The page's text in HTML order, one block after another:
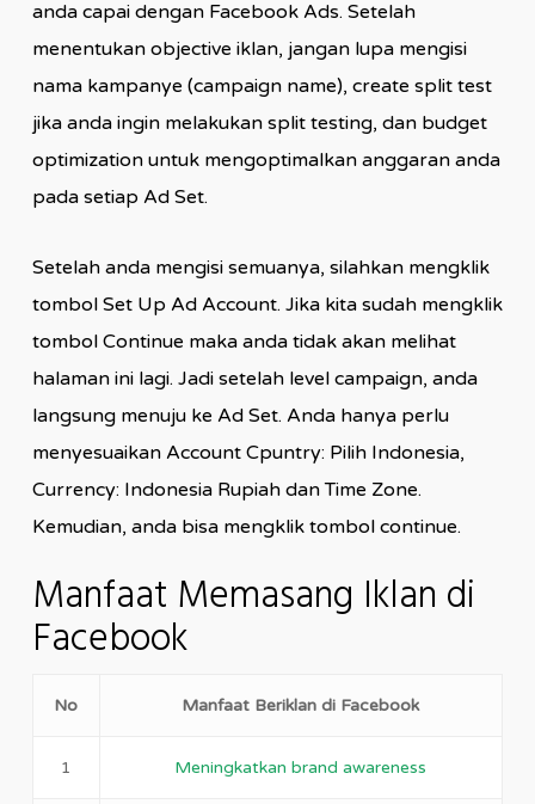
anda capai dengan Facebook Ads. Setelah
menentukan objective iklan, jangan lupa mengisi
nama kampanye (campaign name), create split test
jika anda ingin melakukan split testing, dan budget
optimization untuk mengoptimalkan anggaran anda
pada setiap Ad Set.
Setelah anda mengisi semuanya, silahkan mengklik
tombol Set Up Ad Account. Jika kita sudah mengklik
tombol Continue maka anda tidak akan melihat
halaman ini lagi. Jadi setelah level campaign, anda
langsung menuju ke Ad Set. Anda hanya perlu
menyesuaikan Account Cpuntry: Pilih Indonesia,
Currency: Indonesia Rupiah dan Time Zone.
Kemudian, anda bisa mengklik tombol continue.
Manfaat Memasang Iklan di
Facebook
No Manfaat Beriklan di Facebook
1 Meningkatkan brand awareness